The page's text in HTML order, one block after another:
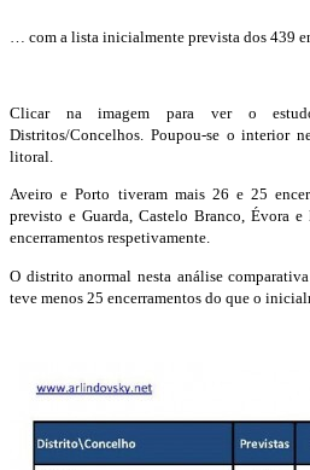
… com a lista inicialmente prevista dos 439
Clicar na imagem para ver o
Distritos/Concelhos. Poupou-se o interior
litoral.
Aveiro e Porto tiveram mais 26 e 25
previsto e Guarda, Castelo Branco, Évora
encerramentos respetivamente.
O distrito anormal nesta análise
teve menos 25 encerramentos do que o